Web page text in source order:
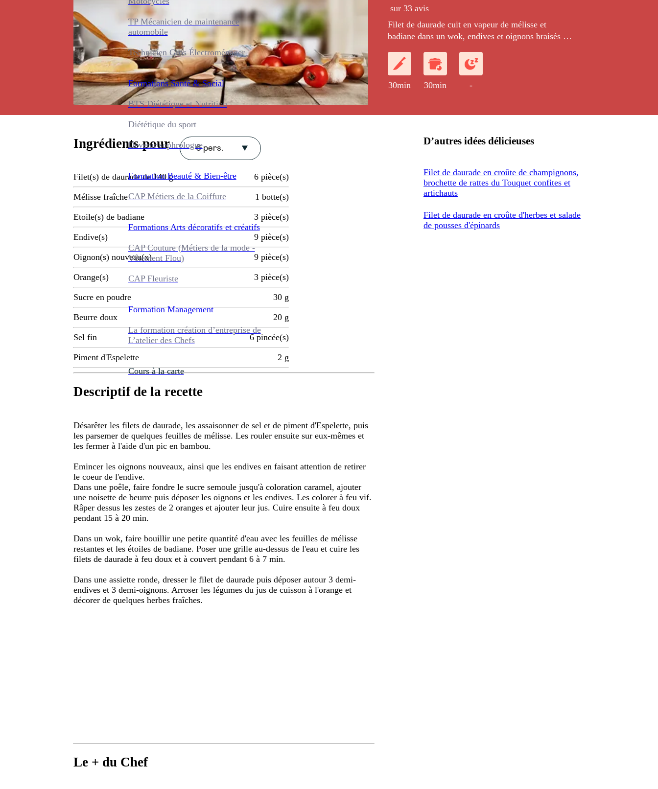
TP Mécanicien de maintenance
automobile
Technicien Gros Électroménager
Formations Santé & Social
BTS Diététique et Nutrition
Diététique du sport
Devenir sophrologue
Formation Beauté & Bien-être
CAP Métiers de la Coiffure
Formations Arts décoratifs et créatifs
CAP Couture (Métiers de la mode -
Vêtement Flou)
CAP Fleuriste
Formation Management
La formation création d’entreprise de
L’atelier des Chefs
Cours à la carte
sur 33 avis
Filet de daurade cuit en vapeur de mélisse et
badiane dans un wok, endives et oignons braisés au
30min 30min -
Ingrédients pour 6 pers.
Filet(s) de daurade de 140 g 6 pièce(s)
Mélisse fraîche 1 botte(s)
Etoile(s) de badiane 3 pièce(s)
Endive(s) 9 pièce(s)
Oignon(s) nouveau(x) 9 pièce(s)
Orange(s) 3 pièce(s)
Sucre en poudre 30 g
Beurre doux 20 g
Sel fin 6 pincée(s)
Piment d'Espelette 2 g
Descriptif de la recette
Désarêter les filets de daurade, les assaisonner de sel et de piment d'Espelette, puis
les parsemer de quelques feuilles de mélisse. Les rouler ensuite sur eux-mêmes et
les fermer à l'aide d'un pic en bambou.
Emincer les oignons nouveaux, ainsi que les endives en faisant attention de retirer
le coeur de l'endive.
Dans une poêle, faire fondre le sucre semoule jusqu'à coloration caramel, ajouter
une noisette de beurre puis déposer les oignons et les endives. Les colorer à feu vif.
Râper dessus les zestes de 2 oranges et ajouter leur jus. Cuire ensuite à feu doux
pendant 15 à 20 min.
Dans un wok, faire bouillir une petite quantité d'eau avec les feuilles de mélisse
restantes et les étoiles de badiane. Poser une grille au-dessus de l'eau et cuire les
filets de daurade à feu doux et à couvert pendant 6 à 7 min.
Dans une assiette ronde, dresser le filet de daurade puis déposer autour 3 demi-
endives et 3 demi-oignons. Arroser les légumes du jus de cuisson à l'orange et
décorer de quelques herbes fraîches.
Le + du Chef
D’autres idées délicieuses
Filet de daurade en croûte de champignons,
brochette de rattes du Touquet confites et
artichauts
Filet de daurade en croûte d'herbes et salade
de pousses d'épinards